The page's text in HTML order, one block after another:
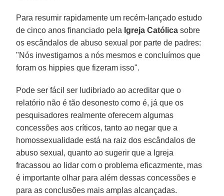
Para resumir rapidamente um recém-lançado estudo
de cinco anos financiado pela Igreja Católica sobre
os escândalos de abuso sexual por parte de padres:
"Nós investigamos a nós mesmos e concluímos que
foram os hippies que fizeram isso".
Pode ser fácil ser ludibriado ao acreditar que o
relatório não é tão desonesto como é, já que os
pesquisadores realmente oferecem algumas
concessões aos críticos, tanto ao negar que a
homossexualidade está na raiz dos escândalos de
abuso sexual, quanto ao sugerir que a Igreja
fracassou ao lidar com o problema eficazmente, mas
é importante olhar para além dessas concessões e
para as conclusões mais amplas alcançadas.